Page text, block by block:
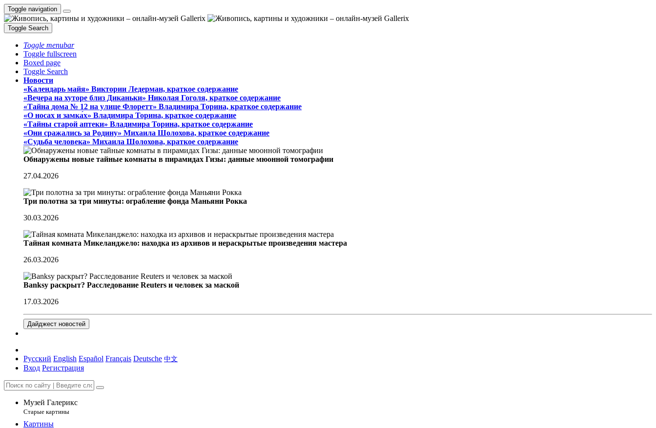
Toggle navigation
Toggle Search
Toggle menubar
Toggle fullscreen
Boxed page
Toggle Search
Новости
«Календарь майя» Виктории Ледерман, краткое содержание
«Вечера на хуторе близ Диканьки» Николая Гоголя, краткое содержание
«Тайна дома № 12 на улице Флоретт» Владимира Торина, краткое содержание
«О носах и замка́х» Владимира Торина, краткое содержание
«Тайны старой аптеки» Владимира Торина, краткое содержание
«Они сражались за Родину» Михаила Шолохова, краткое содержание
«Судьба человека» Михаила Шолохова, краткое содержание
Обнаружены новые тайные комнаты в пирамидах Гизы: данные мюонной томографии
27.04.2026
Три полотна за три минуты: ограбление фонда Маньяни Рокка
30.03.2026
Тайная комната Микеланджело: находка из архивов и нераскрытые произведения мастера
26.03.2026
Banksy раскрыт? Расследование Reuters и человек за маской
17.03.2026
Дайджест новостей
Русский English Español Français Deutsche 中文
Вход Регистрация
Музей Галерикс
Старые картины
Картины